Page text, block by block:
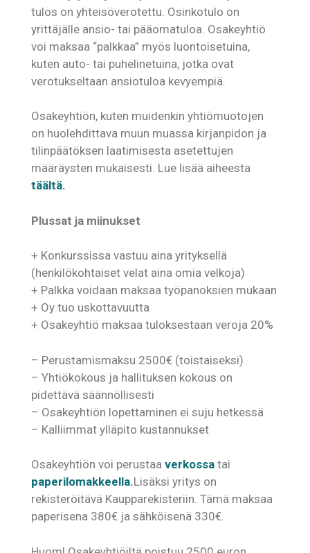
tulos on yhteisöverotettu. Osinkotulo on
yrittäjälle ansio- tai pääomatuloa. Osakeyhtiö
voi maksaa “palkkaa” myös luontoisetuina,
kuten auto- tai puhelinetuina, jotka ovat
verotukseltaan ansiotuloa kevyempiä.
Osakeyhtiön, kuten muidenkin yhtiömuotojen
on huolehdittava muun muassa kirjanpidon ja
tilinpäätöksen laatimisesta asetettujen
määräysten mukaisesti. Lue lisää aiheesta
täältä.
Plussat ja miinukset
+ Konkurssissa vastuu aina yrityksellä
(henkilökohtaiset velat aina omia velkoja)
+ Palkka voidaan maksaa työpanoksien mukaan
+ Oy tuo uskottavuutta
+ Osakeyhtiö maksaa tuloksestaan veroja 20%
– Perustamismaksu 2500€ (toistaiseksi)
– Yhtiökokous ja hallituksen kokous on
pidettävä säännöllisesti
– Osakeyhtiön lopettaminen ei suju hetkessä
– Kalliimmat ylläpito kustannukset
Osakeyhtiön voi perustaa verkossa tai
paperilomakkeella.Lisäksi yritys on
rekisteröitävä Kaupparekisteriin. Tämä maksaa
paperisena 380€ ja sähköisenä 330€.